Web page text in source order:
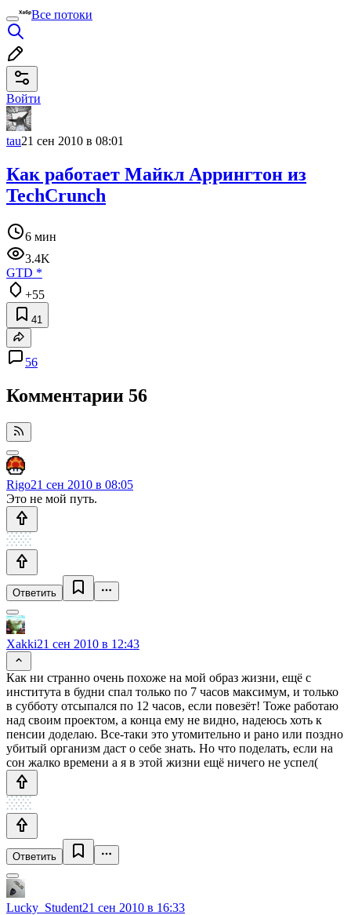
Все потоки
Войти
tau21 сен 2010 в 08:01
Как работает Майкл Аррингтон из
TechCrunch
6 мин
3.4K
GTD *
+55
41
56
Комментарии 56
Rigo21 сен 2010 в 08:05
Это не мой путь.
Ответить
Xakki21 сен 2010 в 12:43
Как ни странно очень похоже на мой образ жизни, ещё с
института в будни спал только по 7 часов максимум, и только
в субботу отсыпался по 12 часов, если повезёт! Тоже работаю
над своим проектом, а конца ему не видно, надеюсь хоть к
пенсии доделаю. Все-таки это утомительно и рано или поздно
убитый организм даст о себе знать. Но что поделать, если на
сон жалко времени а я в этой жизни ещё ничего не успел(
Ответить
Lucky_Student21 сен 2010 в 16:33